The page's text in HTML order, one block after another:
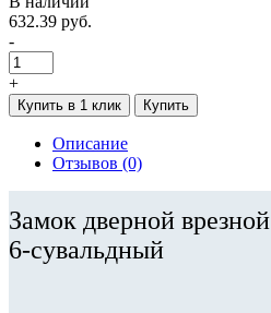
632.39 руб.
-
+
Купить в 1 клик Купить
Описание
Отзывов (0)
Замок дверной врезной
​6-сувальдный